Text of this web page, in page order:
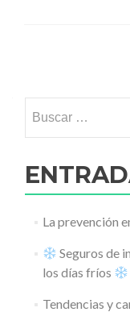
La prevención
Seguros de
los días fríos
Tendencias y